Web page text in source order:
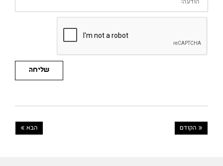
שליחה
« הקודם הבא »